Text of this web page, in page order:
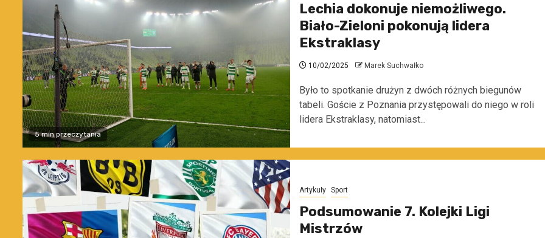
5 min przeczytania
Lechia dokonuje niemożliwego.
Biało-Zieloni pokonują lidera
Ekstraklasy
10/02/2025 Marek Suchwałko
Było to spotkanie drużyn z dwóch różnych biegunów
tabeli. Goście z Poznania przystępowali do niego w roli
lidera Ekstraklasy, natomiast...
Artykuły Sport
Podsumowanie 7. Kolejki Ligi
Mistrzów